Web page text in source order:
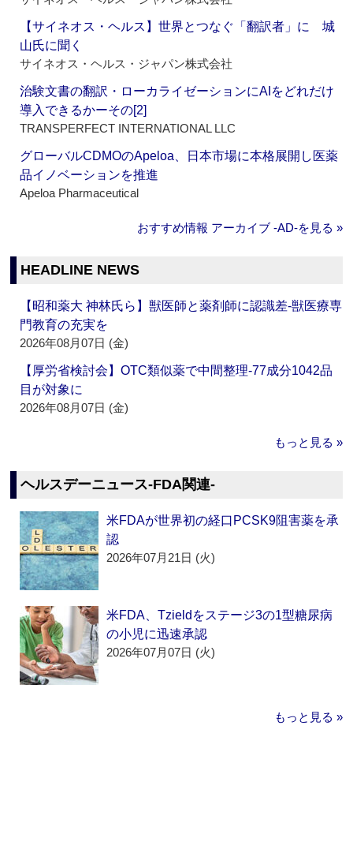
【サイネオス・ヘルス】世界とつなぐ「翻訳者」に 城
山氏に聞く
サイネオス・ヘルス・ジャパン株式会社
治験文書の翻訳・ローカライゼーションにAIをどれだけ
導入できるかーその[2]
TRANSPERFECT INTERNATIONAL LLC
グローバルCDMOのApeloa、日本市場に本格展開し医薬
品イノベーションを推進
Apeloa Pharmaceutical
おすすめ情報 アーカイブ ‐AD‐を見る »
HEADLINE NEWS
【昭和薬大 神林氏ら】獣医師と薬剤師に認識差‐獣医療専
門教育の充実を
2026年08月07日 (金)
【厚労省検討会】OTC類似薬で中間整理‐77成分1042品
目が対象に
2026年08月07日 (金)
もっと見る »
ヘルスデーニュース‐FDA関連‐
米FDAが世界初の経口PCSK9阻害薬を承
認
2026年07月21日 (火)
米FDA、Tzieldをステージ3の1型糖尿病
の小児に迅速承認
2026年07月07日 (火)
もっと見る »